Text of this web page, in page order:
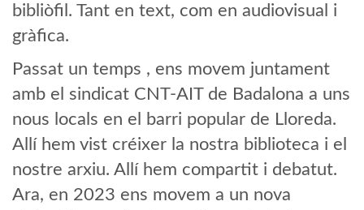
bibliòfil. Tant en text, com en audiovisual i
gràfica.
Passat un temps , ens movem juntament
amb el sindicat CNT-AIT de Badalona a uns
nous locals en el barri popular de Lloreda.
Allí hem vist créixer la nostra biblioteca i el
nostre arxiu. Allí hem compartit i debatut.
Ara, en 2023 ens movem a un nova